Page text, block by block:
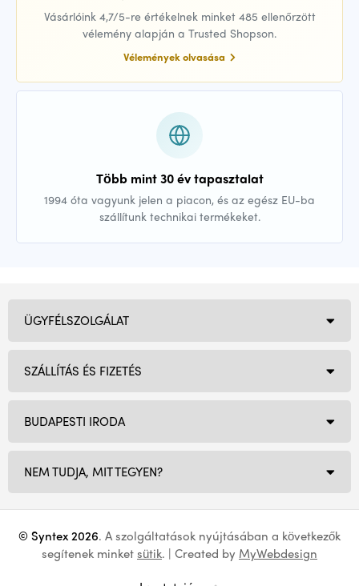
Vásárlóink 4,7/5-re értékelnek minket 485 ellenőrzött
vélemény alapján a Trusted Shopson.
Vélemények olvasása
Több mint 30 év tapasztalat
1994 óta vagyunk jelen a piacon, és az egész EU-ba
szállítunk technikai termékeket.
BUDAPESTI IRODA
NEM TUDJA, MIT TEGYEN?
ÜGYFÉLSZOLGÁLAT
SZÁLLÍTÁS ÉS FIZETÉS
© Syntex 2026. A szolgáltatások nyújtásában a következők
segítenek minketsütik. | Created by MyWebdesign